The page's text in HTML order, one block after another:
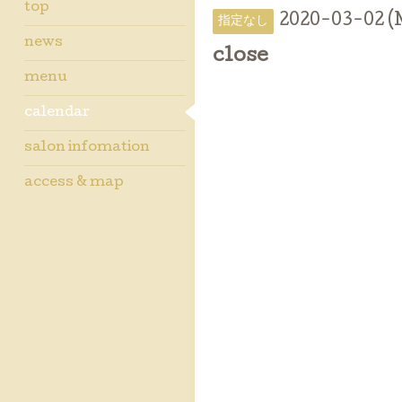
指定なし 2020-03-02
close
top
news
menu
calendar
salon infomation
access & map